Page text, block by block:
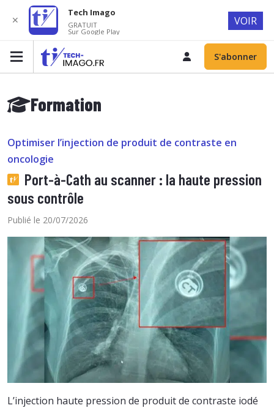
S'abonner
Formation
Optimiser l’injection de produit de contraste en
oncologie
Port-à-Cath au scanner : la haute pression
sous contrôle
L’injection haute pression de produit de contraste iodé
Publié le 20/07/2026
✕
Tech Imago
GRATUIT
Sur Google Play
VOIR